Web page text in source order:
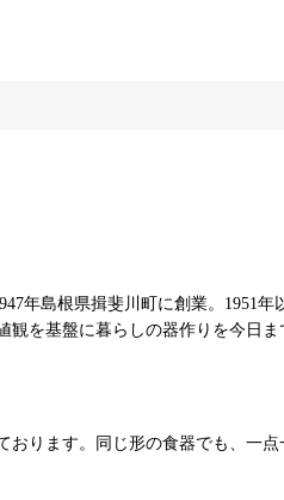
年島根県揖斐川町に創業。1951
観を基盤に暮らしの器作りを今日
ります。同じ形の食器でも、一